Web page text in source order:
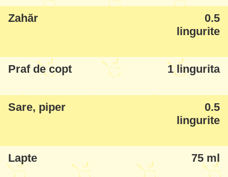
cantitățile. Eu am făcut și am testat formele
de brioșe din silicon de la Tupperware,
Zahăr
0.5
lingurite
Praf de copt 1 lingurita
Sare, piper
0.5
lingurite
Lapte 75 ml